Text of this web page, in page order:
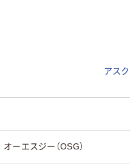
アス
オーエスジー（OSG）